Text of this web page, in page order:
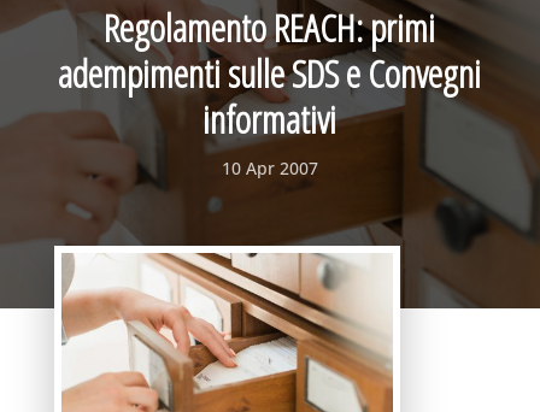
Regolamento REACH: primi
adempimenti sulle SDS e Convegni
informativi
10 Apr 2007